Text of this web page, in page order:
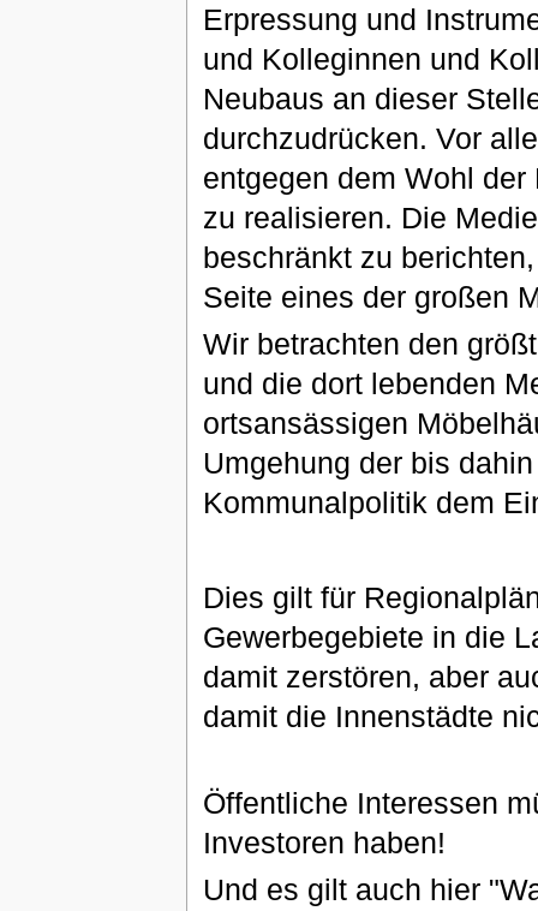
Erpressung und
und Kolleginnen und
Neubaus an dieser
durchzudrücken. Vor
entgegen dem Wohl
zu realisieren. Die
beschränkt zu
Seite eines der großen
Wir betrachten den
und die dort lebenden
ortsansässigen
Umgehung der bis
Kommunalpolitik dem
Dies gilt für
Gewerbegebiete in die
damit zerstören, aber
damit die Innenstädte
Öffentliche Interessen
Investoren haben!
Und es gilt auch hier